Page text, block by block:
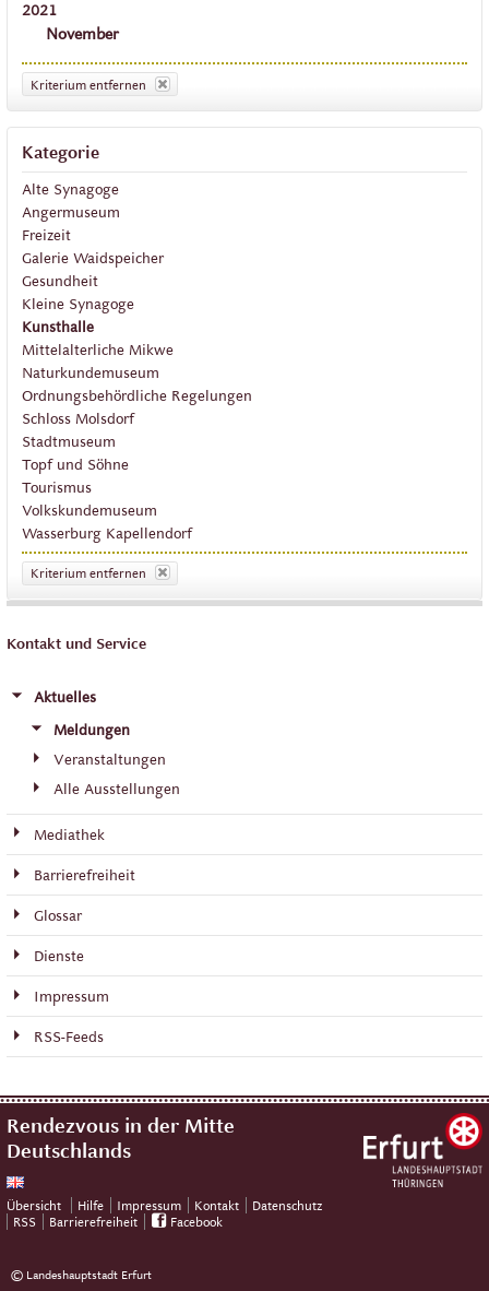
2021
November
Kriterium entfernen
Kategorie
Alte Synagoge
Angermuseum
Freizeit
Galerie Waidspeicher
Gesundheit
Kleine Synagoge
Kunsthalle
Mittelalterliche Mikwe
Naturkundemuseum
Ordnungsbehördliche Regelungen
Schloss Molsdorf
Stadtmuseum
Topf und Söhne
Tourismus
Volkskundemuseum
Wasserburg Kapellendorf
Kriterium entfernen
Kontakt und Service
Aktuelles
Meldungen
Veranstaltungen
Alle Ausstellungen
Mediathek
Barrierefreiheit
Glossar
Dienste
Impressum
RSS-Feeds
Rendezvous in der Mitte
Deutschlands
Übersicht Hilfe Impressum Kontakt
Datenschutz
RSS
Barrierefreiheit Facebook
© Landeshauptstadt Erfurt